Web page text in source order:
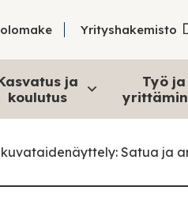
Yrityshakemisto
ja
koulutus
Työ ja
Satua ja